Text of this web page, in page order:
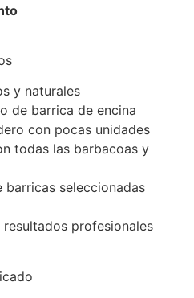
y naturales
de barrica de encina
con pocas unidades
todas las barbacoas y
barricas seleccionadas
resultados profesionales